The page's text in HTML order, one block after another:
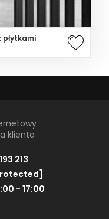
klienta
213
- 17:00